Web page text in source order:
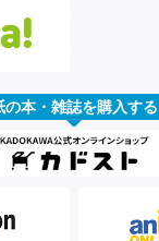
の本・雑誌を購入する